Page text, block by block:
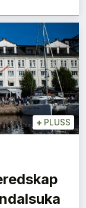
+ PLUSS